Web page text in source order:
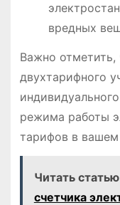
вредных
Важно отметить,
двухтарифного
режима работы
тарифов в вашем
Читать статью
счетчика